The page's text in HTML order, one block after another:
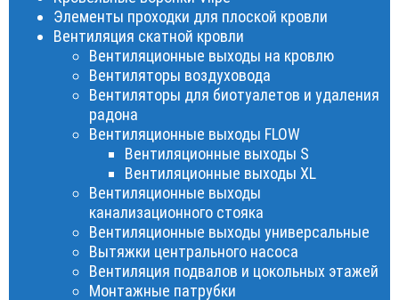
Элементы проходки для плоской кровли
Вентиляция скатной кровли
Вентиляционные выходы на кровлю
Вентиляторы воздуховода
Вентиляторы для биотуалетов и удаления
радона
Вентиляционные выходы FLOW
Вентиляционные выходы S
Вентиляционные выходы XL
Вентиляционные выходы
канализационного стояка
Вентиляционные выходы универсальные
Вытяжки центрального насоса
Вентиляция подвалов и цокольных этажей
Монтажные патрубки